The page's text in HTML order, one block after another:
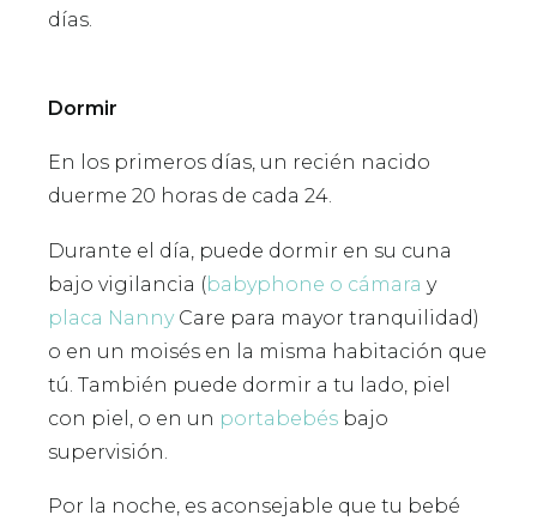
días.
Dormir
En los primeros días, un recién nacido
duerme 20 horas de cada 24.
Durante el día, puede dormir en su cuna
bajo vigilancia (babyphone o cámara y
placa NannyCare para mayor tranquilidad)
o en un moisés en la misma habitación que
tú. También puede dormir a tu lado, piel
con piel, o en un portabebés bajo
supervisión.
Por la noche, es aconsejable que tu bebé